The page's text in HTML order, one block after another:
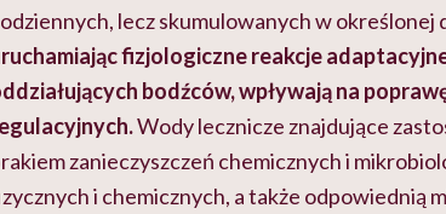
lecz skumulowanych w określonej
fizjologiczne reakcje
bodźców, wpływają na
Wody lecznicze znajdujące
zanieczyszczeń chemicznych i
i chemicznych, a także odpowiednią